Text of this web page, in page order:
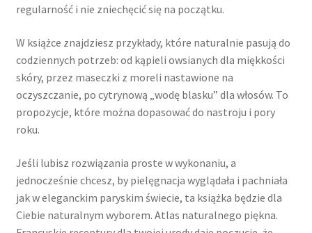
regularność i nie zniechęcić się na początku.
W książce znajdziesz przykłady, które naturalnie pasują do
codziennych potrzeb: od kąpieli owsianych dla miękkości
skóry, przez maseczki z moreli nastawione na
oczyszczanie, po cytrynową „wodę blasku” dla włosów. To
propozycje, które można dopasować do nastroju i pory
roku.
Jeśli lubisz rozwiązania proste w wykonaniu, a
jednocześnie chcesz, by pielęgnacja wyglądała i pachniała
jak w eleganckim paryskim świecie, ta książka będzie dla
Ciebie naturalnym wyborem. Atlas naturalnego piękna.